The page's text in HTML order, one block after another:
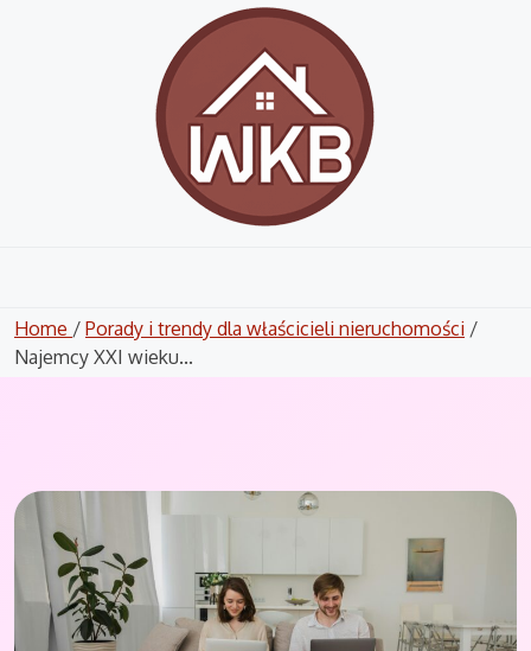
Home / Porady i trendy dla właścicieli nieruchomości /
Najemcy XXI wieku...